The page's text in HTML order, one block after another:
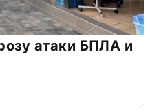
атаки БПЛА и